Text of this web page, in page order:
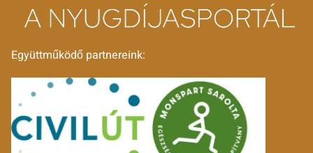
Együttműködő partnereink: